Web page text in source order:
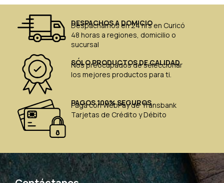
DESPACHOS A DOMICIO
Despachamos en 24 hrs en Curicó
48 horas a regiones, domicilio o
sucursal
SÓLO PRODUCTOS DE CALIDAD
Nos preocupados de seleccionar
los mejores productos para ti.
PAGOS 100% SEGUROS
Paga con WebPay de Transbank
Tarjetas de Crédito y Débito